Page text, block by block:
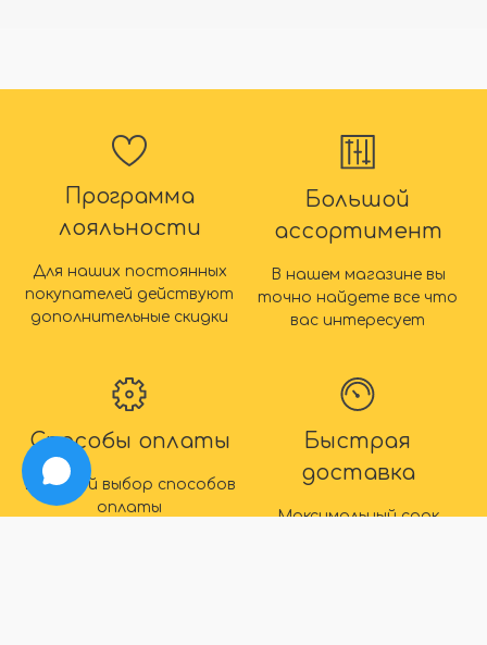
Программа
лояльности
Для наших постоянных
покупателей действуют
дополнительные скидки
Большой
ассортимент
В нашем магазине вы
точно найдете все что
вас интересует
Способы оплаты
Большой выбор способов
оплаты
Быстрая
доставка
Максимальный срок